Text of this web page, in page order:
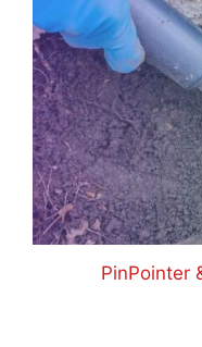
PinPointer